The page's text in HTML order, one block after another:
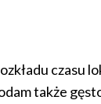
czasu
także